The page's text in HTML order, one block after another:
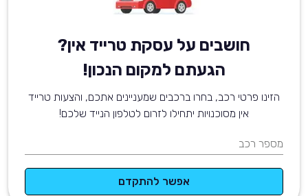
חושבים על עסקת טרייד אין?
הגעתם למקום הנכון!
הזינו פרטי רכב, בחרו ברכבים שמעניינים אתכם, והצעות טרייד
אין מסוכנויות יתחילו לזרום לטלפון הנייד שלכם!
מספר רכב
אפשר להתקדם